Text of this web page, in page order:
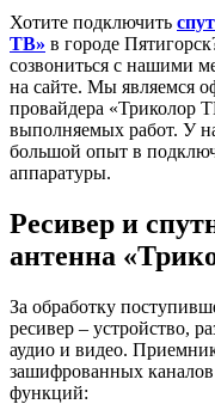
Хотите подключить
ТВ» в городе
созвониться с нашими
на сайте. Мы являемся
провайдера «Триколор
выполняемых работ. У
большой опыт в
аппаратуры.
Ресивер и
антенна
За обработку
ресивер – устройство,
аудио и видео.
зашифрованных
функций: